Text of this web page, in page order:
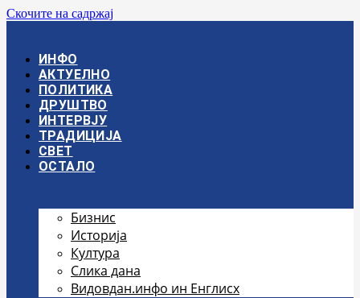
Скочите на садржај
ИНФО
АКТУЕЛНО
ПОЛИТИКА
ДРУШТВО
ИНТЕРВЈУ
ТРАДИЦИЈА
СВЕТ
ОСТАЛО
Бизнис
Историја
Култура
Слика дана
Видовдан.инфо ин Енглисх